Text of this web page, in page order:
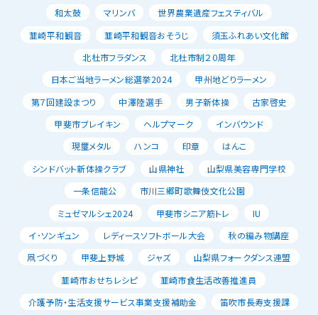
和太鼓
マリンバ
世界農業遺産フェスティバル
韮崎平和観音
韮崎平和観音おそうじ
須玉ふれあい文化館
北杜市フラダンス
北杜市制２０周年
日本ご当地ラーメン総選挙2024
甲州地どりラーメン
第７回建設まつり
中澤陸選手 男子新体操
古家啓史
甲斐市ブレイキン
ヘルプマーク
インバウンド
現璽メタル
ハンコ 印章
はんこ
シンドバット新体操クラブ
山県神社
山梨県美容専門学校
一条信龍公
市川三郷町歌舞伎文化公園
ミュゼマルシェ2024
甲斐市シニア筋トレ
IU
イ･ソンギュン
レディースソフトボール大会
秋の編み物講座
凧づくり
甲斐上野城 ジャズ
山梨県フォークダンス連盟
韮崎市おせちレシピ
韮崎市食生活改善推進員
介護予防・生活支援サービス事業支援補助金
笛吹市長寿支援課